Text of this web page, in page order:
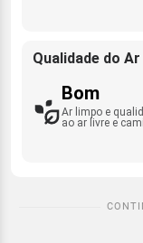
Qualidade do Ar
Bom
Ar limpo e
ao ar livre e